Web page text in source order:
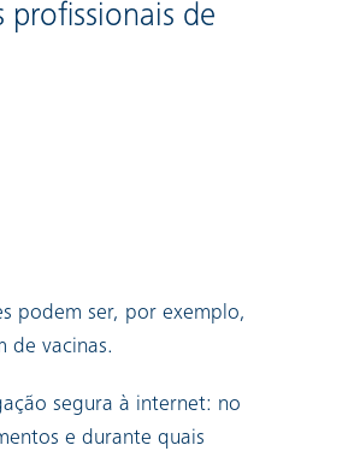
profissionais de
podem ser, por exemplo,
de vacinas.
segura à internet: no
e durante quais